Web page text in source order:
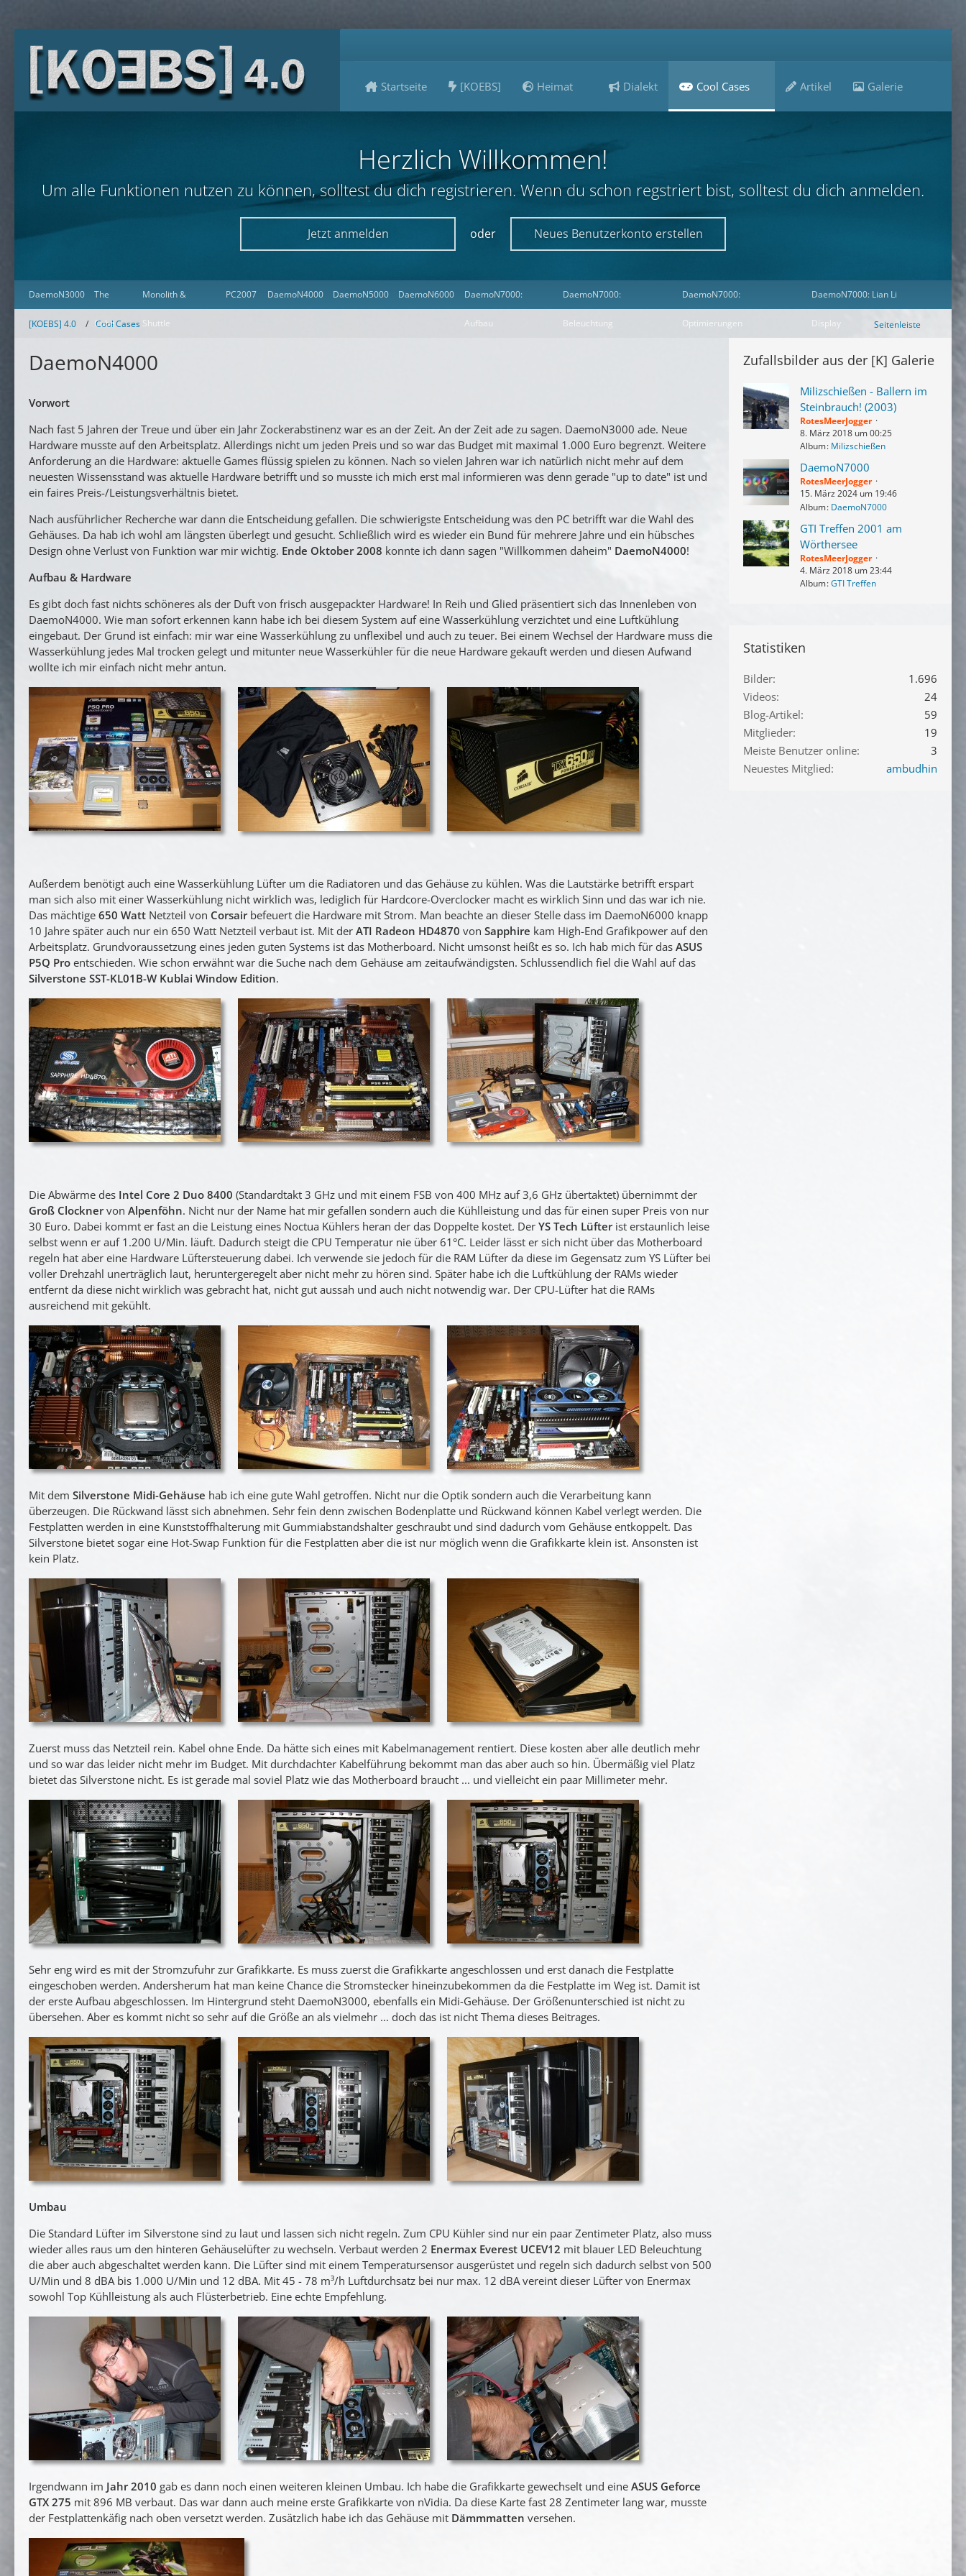
Startseite [KOEBS] Heimat Dialekt Cool Cases Artikel Galerie
Herzlich Willkommen!
Um alle Funktionen nutzen zu können, solltest du dich registrieren. Wenn du schon regstriert bist, solltest du dich anmelden.
Jetzt anmelden oder Neues Benutzerkonto erstellen
DaemoN3000 The
Cube
Monolith &
Shuttle
PC2007 DaemoN4000 DaemoN5000 DaemoN6000 DaemoN7000:
Aufbau
DaemoN7000:
Beleuchtung
DaemoN7000:
Optimierungen
DaemoN7000: Lian Li
Display
[KOEBS] 4.0 Cool Cases Seitenleiste
DaemoN4000
Vorwort
Nach fast 5 Jahren der Treue und über ein Jahr Zockerabstinenz war es an der Zeit. An der Zeit ade zu sagen. DaemoN3000 ade. Neue
Hardware musste auf den Arbeitsplatz. Allerdings nicht um jeden Preis und so war das Budget mit maximal 1.000 Euro begrenzt. Weitere
Anforderung an die Hardware: aktuelle Games flüssig spielen zu können. Nach so vielen Jahren war ich natürlich nicht mehr auf dem
neuesten Wissensstand was aktuelle Hardware betrifft und so musste ich mich erst mal informieren was denn gerade "up to date" ist und
ein faires Preis-/Leistungsverhältnis bietet.
Nach ausführlicher Recherche war dann die Entscheidung gefallen. Die schwierigste Entscheidung was den PC betrifft war die Wahl des
Gehäuses. Da hab ich wohl am längsten überlegt und gesucht. Schließlich wird es wieder ein Bund für mehrere Jahre und ein hübsches
Design ohne Verlust von Funktion war mir wichtig. Ende Oktober 2008 konnte ich dann sagen "Willkommen daheim" DaemoN4000!
Aufbau & Hardware
Es gibt doch fast nichts schöneres als der Duft von frisch ausgepackter Hardware! In Reih und Glied präsentiert sich das Innenleben von
DaemoN4000. Wie man sofort erkennen kann habe ich bei diesem System auf eine Wasserkühlung verzichtet und eine Luftkühlung
eingebaut. Der Grund ist einfach: mir war eine Wasserkühlung zu unflexibel und auch zu teuer. Bei einem Wechsel der Hardware muss die
Wasserkühlung jedes Mal trocken gelegt und mitunter neue Wasserkühler für die neue Hardware gekauft werden und diesen Aufwand
wollte ich mir einfach nicht mehr antun.
Außerdem benötigt auch eine Wasserkühlung Lüfter um die Radiatoren und das Gehäuse zu kühlen. Was die Lautstärke betrifft erspart
man sich also mit einer Wasserkühlung nicht wirklich was, lediglich für Hardcore-Overclocker macht es wirklich Sinn und das war ich nie.
Das mächtige 650 Watt Netzteil von Corsairbefeuert die Hardware mit Strom. Man beachte an dieser Stelle dass im DaemoN6000 knapp
10 Jahre später auch nur ein 650 Watt Netzteil verbaut ist. Mit der ATI Radeon HD4870 von Sapphire kam High-End Grafikpower auf den
Arbeitsplatz. Grundvoraussetzung eines jeden guten Systems ist das Motherboard. Nicht umsonst heißt es so. Ich hab mich für das ASUS
P5Q Pro entschieden. Wie schon erwähnt war die Suche nach dem Gehäuse am zeitaufwändigsten. Schlussendlich fiel die Wahl auf das
Silverstone SST-KL01B-W Kublai Window Edition.
Die Abwärme des Intel Core 2 Duo 8400 (Standardtakt 3 GHz und mit einem FSB von 400 MHz auf 3,6 GHz übertaktet) übernimmt der
Groß Clocknervon Alpenföhn. Nicht nur der Name hat mir gefallen sondern auch die Kühlleistung und das für einen super Preis von nur
30 Euro. Dabei kommt er fast an die Leistung eines Noctua Kühlers heran der das Doppelte kostet. Der YS Tech Lüfterist erstaunlich leise
selbst wenn er auf 1.200 U/Min. läuft. Dadurch steigt die CPU Temperatur nie über 61°C. Leider lässt er sich nicht über das Motherboard
regeln hat aber eine Hardware Lüftersteuerung dabei. Ich verwende sie jedoch für die RAM Lüfter da diese im Gegensatz zum YS Lüfter bei
voller Drehzahl unerträglich laut, heruntergeregelt aber nicht mehr zu hören sind. Später habe ich die Luftkühlung der RAMs wieder
entfernt da diese nicht wirklich was gebracht hat, nicht gut aussah und auch nicht notwendig war. Der CPU-Lüfter hat die RAMs
ausreichend mit gekühlt.
Mit dem Silverstone Midi-Gehäuse hab ich eine gute Wahl getroffen. Nicht nur die Optik sondern auch die Verarbeitung kann
überzeugen. Die Rückwand lässt sich abnehmen. Sehr fein denn zwischen Bodenplatte und Rückwand können Kabel verlegt werden. Die
Festplatten werden in eine Kunststoffhalterung mit Gummiabstandshalter geschraubt und sind dadurch vom Gehäuse entkoppelt. Das
Silverstone bietet sogar eine Hot-Swap Funktion für die Festplatten aber die ist nur möglich wenn die Grafikkarte klein ist. Ansonsten ist
kein Platz.
Zuerst muss das Netzteil rein. Kabel ohne Ende. Da hätte sich eines mit Kabelmanagement rentiert. Diese kosten aber alle deutlich mehr
und so war das leider nicht mehr im Budget. Mit durchdachter Kabelführung bekommt man das aber auch so hin. Übermäßig viel Platz
bietet das Silverstone nicht. Es ist gerade mal soviel Platz wie das Motherboard braucht ... und vielleicht ein paar Millimeter mehr.
Sehr eng wird es mit der Stromzufuhr zur Grafikkarte. Es muss zuerst die Grafikkarte angeschlossen und erst danach die Festplatte
eingeschoben werden. Andersherum hat man keine Chance die Stromstecker hineinzubekommen da die Festplatte im Weg ist. Damit ist
der erste Aufbau abgeschlossen. Im Hintergrund steht DaemoN3000, ebenfalls ein Midi-Gehäuse. Der Größenunterschied ist nicht zu
übersehen. Aber es kommt nicht so sehr auf die Größe an als vielmehr ... doch das ist nicht Thema dieses Beitrages.
Umbau
Die Standard Lüfter im Silverstone sind zu laut und lassen sich nicht regeln. Zum CPU Kühler sind nur ein paar Zentimeter Platz, also muss
wieder alles raus um den hinteren Gehäuselüfter zu wechseln. Verbaut werden 2 Enermax Everest UCEV12 mit blauer LED Beleuchtung
die aber auch abgeschaltet werden kann. Die Lüfter sind mit einem Temperatursensor ausgerüstet und regeln sich dadurch selbst von 500
U/Min und 8 dBA bis 1.000 U/Min und 12 dBA. Mit 45 - 78 m³/h Luftdurchsatz bei nur max. 12 dBA vereint dieser Lüfter von Enermax
sowohl Top Kühlleistung als auch Flüsterbetrieb. Eine echte Empfehlung.
Irgendwann im Jahr 2010 gab es dann noch einen weiteren kleinen Umbau. Ich habe die Grafikkarte gewechselt und eine ASUS Geforce
GTX 275 mit 896 MB verbaut. Das war dann auch meine erste Grafikkarte von nVidia. Da diese Karte fast 28 Zentimeter lang war, musste
der Festplattenkäfig nach oben versetzt werden. Zusätzlich habe ich das Gehäuse mit Dämmmatten versehen.
Zufallsbilder aus der [K] Galerie
Milizschießen - Ballern im
Steinbrauch! (2003)
RotesMeerJogger
8. März 2018 um 00:25
Album Milizschießen
DaemoN7000
RotesMeerJogger
15. März 2024 um 19:46
Album DaemoN7000
GTI Treffen 2001 am
Wörthersee
RotesMeerJogger
4. März 2018 um 23:44
Album GTI Treffen
Statistiken
Bilder
1.696
Videos
24
Blog-Artikel
59
Mitglieder
19
Meiste Benutzer online
3
Neuestes Mitglied
ambudhin